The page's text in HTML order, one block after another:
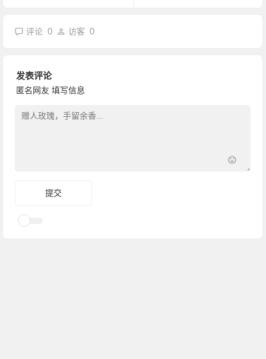
评论0 访客0
发表评论
匿名网友 填写信息